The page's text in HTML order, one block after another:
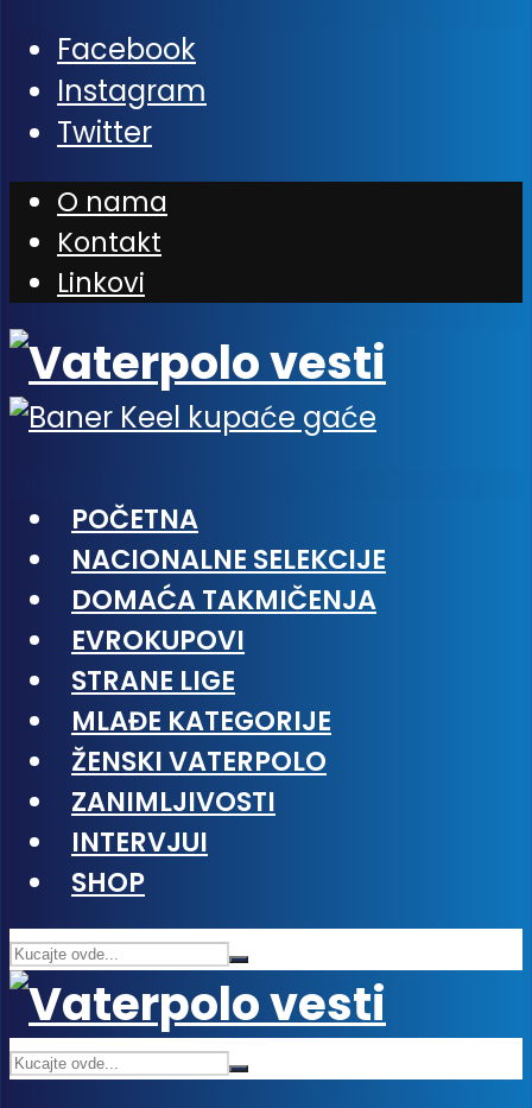
Facebook
Instagram
Twitter
O nama
Kontakt
Linkovi
POČETNA
NACIONALNE SELEKCIJE
DOMAĆA TAKMIČENJA
EVROKUPOVI
STRANE LIGE
MLAĐE KATEGORIJE
ŽENSKI VATERPOLO
ZANIMLJIVOSTI
INTERVJUI
SHOP